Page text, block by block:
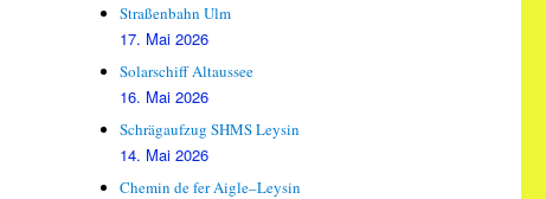
Straßenbahn Ulm
17. Mai 2026
Solarschiff Altaussee
16. Mai 2026
Schrägaufzug SHMS Leysin
14. Mai 2026
Chemin de fer Aigle–Leysin